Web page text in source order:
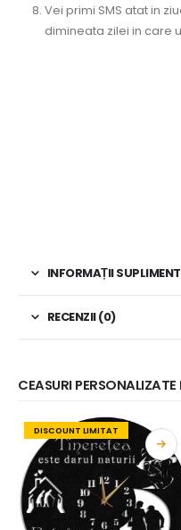
Vei primi SMS atat in
dimineata zilei in care
INFORMAȚII
RECENZII (0)
CEASURI